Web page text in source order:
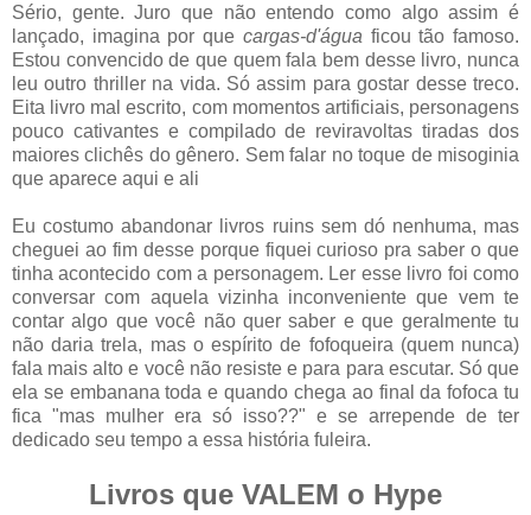
Sério, gente. Juro que não entendo como algo assim é
lançado, imagina por que cargas-d'água ficou tão famoso.
Estou convencido de que quem fala bem desse livro, nunca
leu outro thriller na vida. Só assim para gostar desse treco.
Eita livro mal escrito, com momentos artificiais, personagens
pouco cativantes e compilado de reviravoltas tiradas dos
maiores clichês do gênero. Sem falar no toque de misoginia
que aparece aqui e ali
Eu costumo abandonar livros ruins sem dó nenhuma, mas
cheguei ao fim desse porque fiquei curioso pra saber o que
tinha acontecido com a personagem. Ler esse livro foi como
conversar com aquela vizinha inconveniente que vem te
contar algo que você não quer saber e que geralmente tu
não daria trela, mas o espírito de fofoqueira (quem nunca)
fala mais alto e você não resiste e para para escutar. Só que
ela se embanana toda e quando chega ao final da fofoca tu
fica "mas mulher era só isso??" e se arrepende de ter
dedicado seu tempo a essa história fuleira.
Livros que VALEM o Hype